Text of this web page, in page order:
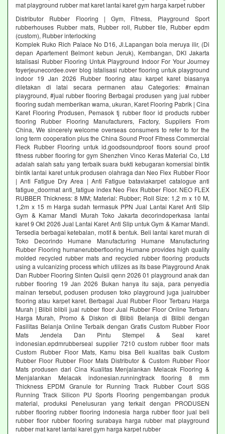
mat playground rubber mat karet lantai karet gym harga karpet rubber
Distributor Rubber Flooring | Gym, Fitness, Playground Sport
rubberhouses Rubber mats, Rubber roll, Rubber tile, Rubber epdm
(custom), Rubber interlocking
Komplek Ruko Rich Palace No D16, Jl.Lapangan bola meruya ilir, (Di
depan Apartement Belmont kebun Jeruk), Kembangan, DKI Jakarta
Istalisasi Rubber Flooring Untuk Playground Indoor For Your Journey
foyerjeunecordee.over blog istalisasi rubber flooring untuk playground
indoor 19 Jan 2026 Rubber flooring atau karpet karet biasanya
diletakan di latai secara permanen atau Categories: #mainan
playground, #jual rubber flooring Berbagai produsen yang jual rubber
flooring sudah memberikan warna, ukuran, Karet Flooring Pabrik | Cina
Karet Flooring Produsen, Pemasok tj rubber floor id products rubber
flooring Rubber Flooring Manufacturers, Factory, Suppliers From
China, We sincerely welcome overseas consumers to refer to for the
long term cooperation plus the China Sound Proof Fitness Commercial
Fleck Rubber Flooring untuk id.goodsoundproof floors sound proof
fitness rubber flooring for gym Shenzhen Vinco Keras Material Co, Ltd
adalah salah satu yang terbaik suara bukti kebugaran komersial bintik
bintik lantai karet untuk produsen olahraga dan Neo Flex Rubber Floor
| Anti Fatigue Dry Area | Anti Fatigue bataviakarpet catalogue anti
fatigue_doormat anti_fatigue index Neo Flex Rubber Floor. NEO FLEX
RUBBER Thickness: 8 MM; Material: Rubber; Roll Size: 1,2 m x 10 M,
1,2m x 15 m Harga sudah termasuk PPN Jual Lantai Karet Anti Slip
Gym & Kamar Mandi Murah Toko Jakarta decorindoperkasa lantai
karet 9 Okt 2026 Jual Lantai Karet Anti Slip untuk Gym & Kamar Mandi.
Tersedia berbagai ketebalan, motif & bentuk. Beli lantai karet murah di
Toko Decorindo Humane Manufacturing Humane Manufacturing
Rubber Flooring humanerubberflooring Humane provides high quality
molded recycled rubber mats and recycled rubber flooring products
using a vulcanizing process which utilizes as its base Playground Anak
Dan Rubber Flooring Sinten Quisii qenn 2026 01 playground anak dan
rubber flooring 19 Jan 2026 Bukan hanya itu saja, para penyedia
mainan tersebut, podusen produsen toko playground juga jualrubber
flooring atau karpet karet. Berbagai Jual Rubber Floor Terbaru Harga
Murah | Blibli blibli jual rubber floor Jual Rubber Floor Online Terbaru
Harga Murah, Promo & Diskon di Blibli Belanja di Blibli dengan
Fasilitas Belanja Online Terbaik dengan Gratis Custom Rubber Floor
Mats Jendela Dan Pintu Stempel & Seal karet
indonesian.epdmrubberseal supplier 7210 custom rubber floor mats
Custom Rubber Floor Mats, Kamu bisa Beli kualitas baik Custom
Rubber Floor Rubber Floor Mats Distributor & Custom Rubber Floor
Mats produsen dari Cina Kualitas Menjalankan Melacak Flooring &
Menjalankan Melacak indonesian.runningtrack flooring 8 mm
Thickness EPDM Granule for Running Track Rubber Court SGS
Running Track Silicon PU Sports Flooring pengembangan produk
material, produksi Penelusuran yang terkait dengan PRODUSEN
rubber flooring rubber flooring indonesia harga rubber floor jual beli
rubber floor rubber flooring surabaya harga rubber mat playground
rubber mat karet lantai karet gym harga karpet rubber